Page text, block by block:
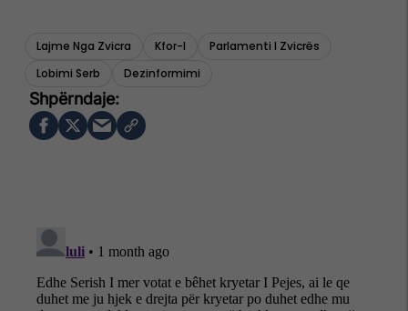
Lajme Nga Zvicra Kfor-I
Parlamenti I Zvicrës
Lobimi Serb
Dezinformimi